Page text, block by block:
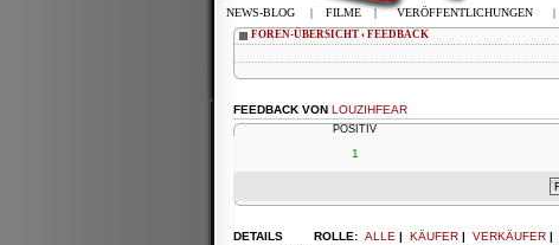
FOREN-ÜBERSICHT ‹ FEEDBACK
FEEDBACK VON LOUZIHFEAR
POSITIV
1
ROLLE: ALLE | KÄUFER | VERKÄUFER |
DETAILS
NEWS-BLOG | FILME | VERÖFFENTLICHUNGEN |